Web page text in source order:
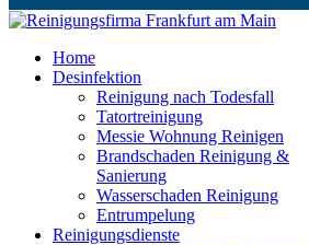
Home
Desinfektion
Reinigung nach Todesfall
Tatortreinigung
Messie Wohnung Reinigen
Brandschaden Reinigung &
Sanierung
Wasserschaden Reinigung
Entrumpelung
Reinigungsdienste